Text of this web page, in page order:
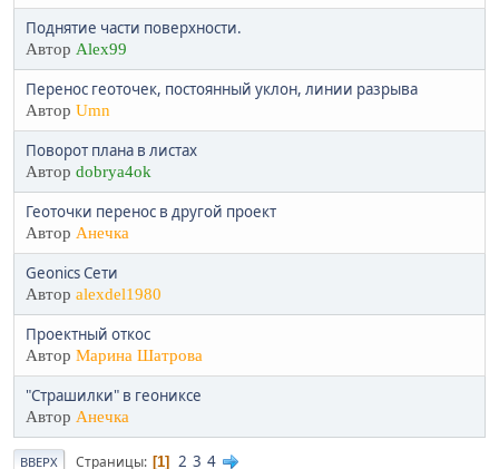
Поднятие части поверхности.
Автор Alex99
Перенос геоточек, постоянный уклон, линии разрыва
Автор Umn
Поворот плана в листах
Автор dobrya4ok
Геоточки перенос в другой проект
Автор Анечка
Geonics Сети
Автор alexdel1980
Проектный откос
Автор Марина Шатрова
"Страшилки" в геониксе
Автор Анечка
ВВЕРХ Страницы 1 2 3 4